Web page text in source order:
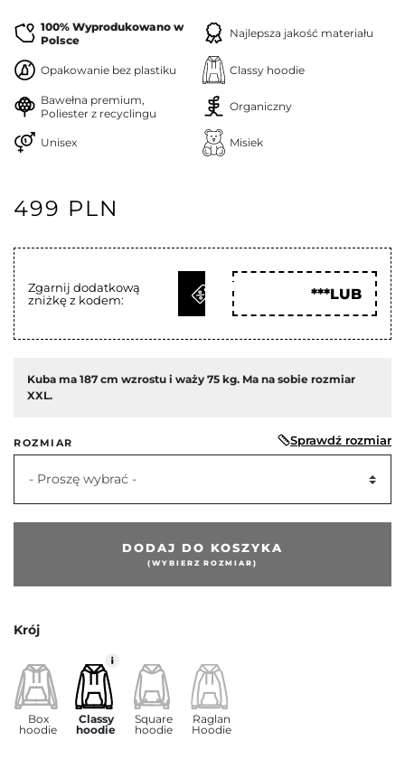
100% Wyprodukowano w
Polsce
Najlepsza jakość materiału
Opakowanie bez plastiku Classy hoodie
Bawełna premium,
Poliester z recyclingu
Organiczny
Unisex Misiek
499 PLN
Zgarnij dodatkową
zniżkę z kodem:
ODBIERZ
***LUB
Kuba ma 187 cm wzrostu i waży 75 kg. Ma na sobie rozmiar
XXL.
ROZMIAR Sprawdź rozmiar
- Proszę wybrać -
DODAJ DO KOSZYKA
(WYBIERZ ROZMIAR)
Krój
Box
hoodie
Classy
hoodie
Square
hoodie
Raglan
Hoodie